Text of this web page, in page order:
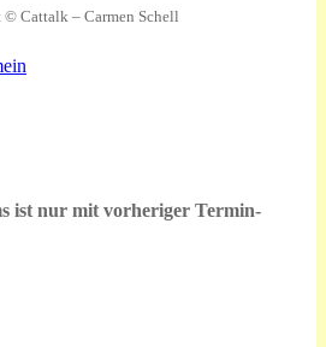
Cattalk – Carmen Schell
ist nur mit vorheriger Termin-